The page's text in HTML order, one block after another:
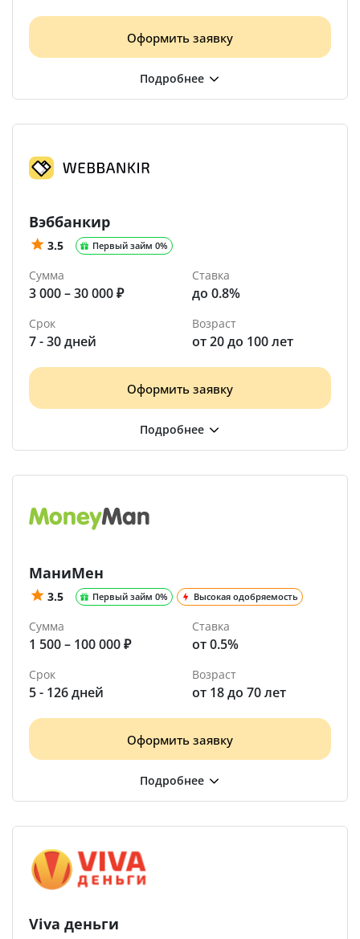
Оформить заявку
Вэббанкир
3.5 Первый займ 0%
Сумма
3 000 – 30 000 ₽
Ставка
до 0.8%
Срок
7 - 30 дней
Возраст
от 20 до 100 лет
Оформить заявку
МаниМен
3.5 Первый займ 0% Высокая одобряемость
Сумма
1 500 – 100 000 ₽
Ставка
от 0.5%
Срок
5 - 126 дней
Возраст
от 18 до 70 лет
Оформить заявку
Viva деньги